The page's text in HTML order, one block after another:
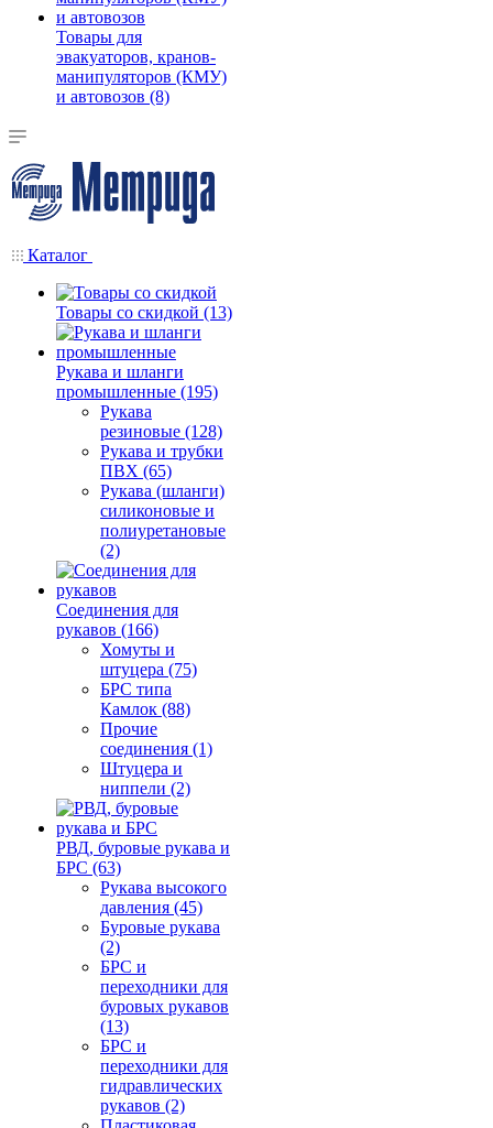
Товары для
эвакуаторов, кранов-
манипуляторов (КМУ)
и автовозов (8)
Каталог
Товары со скидкой (13)
Рукава и шланги
промышленные (195)
Рукава
резиновые (128)
Рукава и трубки
ПВХ (65)
Рукава (шланги)
силиконовые и
полиуретановые
(2)
Соединения для
рукавов (166)
Хомуты и
штуцера (75)
БРС типа
Камлок (88)
Прочие
соединения (1)
Штуцера и
ниппели (2)
РВД, буровые рукава и
БРС (63)
Рукава высокого
давления (45)
Буровые рукава
(2)
БРС и
переходники для
буровых рукавов
(13)
БРС и
переходники для
гидравлических
рукавов (2)